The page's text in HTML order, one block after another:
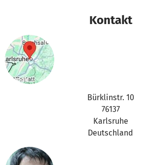
Kontakt
Bürklinstr. 10
76137
Karlsruhe
Deutschland